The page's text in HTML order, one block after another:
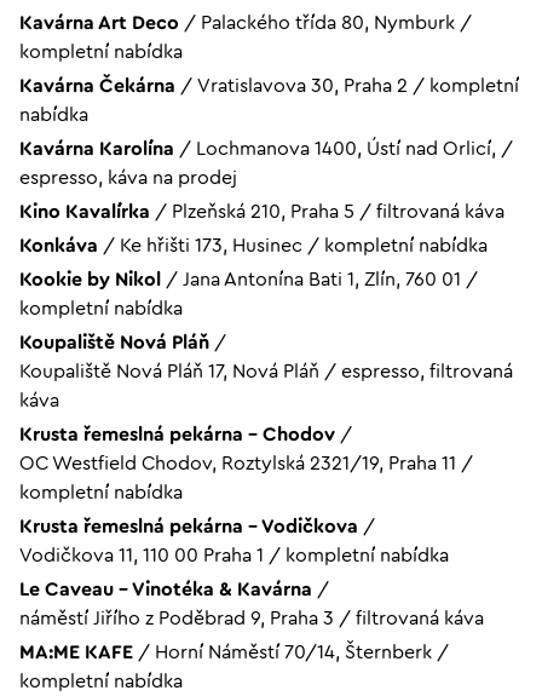
Kavárna Art Deco / Palackého třída 80, Nymburk /
kompletní nabídka
Kavárna Čekárna / Vratislavova 30, Praha 2 / kompletní
nabídka
Kavárna Karolína / Lochmanova 1400, Ústí nad Orlicí, /
espresso, káva na prodej
Kino Kavalírka / Plzeňská 210, Praha 5 / filtrovaná káva
Konkáva / Ke hřišti 173, Husinec / kompletní nabídka
Kookie by Nikol
/ Jana Antonína Bati 1, Zlín, 760 01 /
kompletní nabídka
Koupaliště Nová Pláň /
Koupaliště Nová Pláň 17, Nová Pláň / espresso, filtrovaná
káva
Krusta řemeslná pekárna - Chodov /
OC Westfield Chodov, Roztylská 2321/19, Praha 11 /
kompletní nabídka
Krusta řemeslná pekárna - Vodičkova /
Vodičkova 11, 110 00 Praha 1 / kompletní nabídka
Le Caveau – Vinotéka & Kavárna /
náměstí Jiřího z Poděbrad 9, Praha 3 / filtrovaná káva
MA:ME KAFE / Horní Náměstí 70/14, Šternberk /
kompletní nabídka